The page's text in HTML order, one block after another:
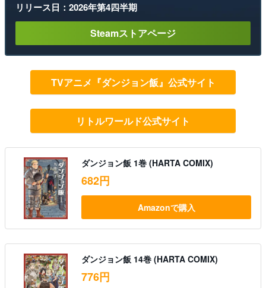
リリース日：2026年第4四半期
Steamストアページ
TVアニメ『ダンジョン飯』公式サイト
リトルワールド公式サイト
ダンジョン飯 1巻 (HARTA COMIX)
682円
Amazonで購入
ダンジョン飯 14巻 (HARTA COMIX)
776円